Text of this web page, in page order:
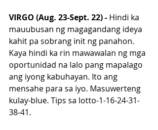
VIRGO (Aug. 23-Sept. 22) - Hindi ka
mauubusan ng magagandang ideya
kahit pa sobrang init ng panahon.
Kaya hindi ka rin mawawalan ng mga
oportunidad na lalo pang mapalago
ang iyong kabuhayan. Ito ang
mensahe para sa iyo. Masuwerteng
kulay-blue. Tips sa lotto-1-16-24-31-
38-41.